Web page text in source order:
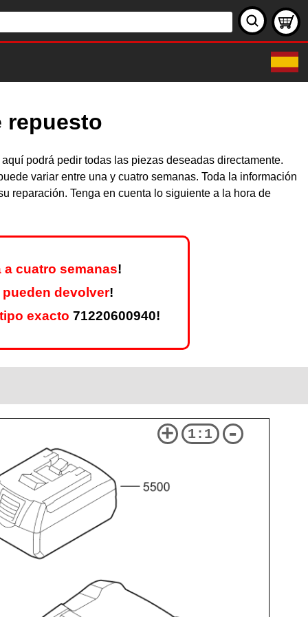
repuesto
podrá pedir todas las piezas deseadas directamente.
variar entre una y cuatro semanas. Toda la información
reparación. Tenga en cuenta lo siguiente a la hora de
a cuatro semanas!
devolver!
exacto 71220600940!
+ 1:1 -